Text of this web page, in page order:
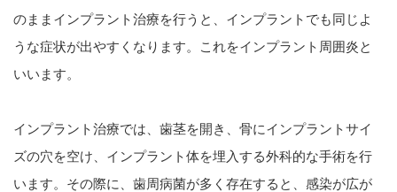
のままインプラント治療を行うと、インプラントでも同じよ
うな症状が出やすくなります。これをインプラント周囲炎と
いいます。
インプラント治療では、歯茎を開き、骨にインプラントサイ
ズの穴を空け、インプラント体を埋入する外科的な手術を行
います。その際に、歯周病菌が多く存在すると、感染が広が